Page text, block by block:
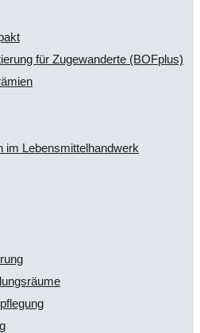
für Zugewanderte (BOFplus)
im Lebensmittelhandwerk